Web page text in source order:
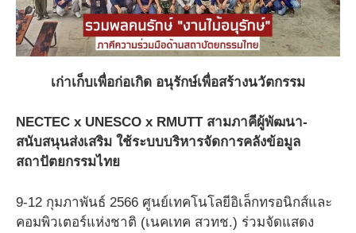
เก่าเก็บเพื่อก่อเกิด อนุรักษ์เพื่อสร้างนวัตกรรม
NECTEC x UNESCO x RMUTT สามภาคีผู้พัฒนา-
สนับสนุนส่งเสริม ใช้ระบบบริหารจัดการคลังข้อมูล
สถาปัตยกรรมไทย
9-12 กุมภาพันธ์ 2566 ศูนย์เทคโนโลยีอิเล็กทรอนิกส์และ
คอมพิวเตอร์แห่งชาติ (เนคเทค สวทช.) ร่วมจัดแสดง